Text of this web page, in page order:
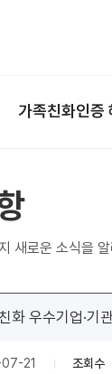
가족친화인증
새로운 소식을
화 우수기업·기
21 조회수